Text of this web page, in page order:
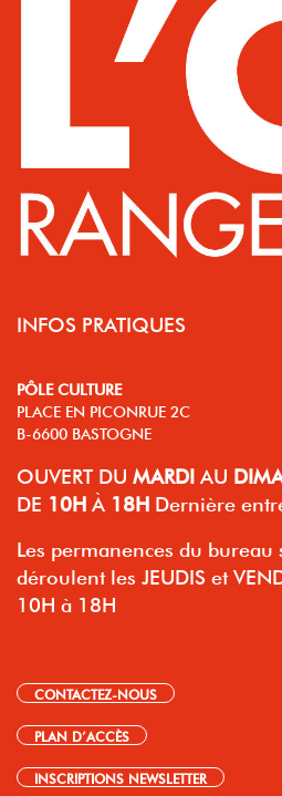
INFOS PRATIQUES
PÔLE CULTURE
PLACE EN PICONRUE 2C
B-6600 BASTOGNE
OUVERT DU MARDI AU
DE 10H À 18H Dernière
Les permanences du bureau
déroulent les JEUDIS et
10H à 18H
CONTACTEZ-NOUS
PLAN D’ACCÈS
INSCRIPTIONS NEWSLETTER